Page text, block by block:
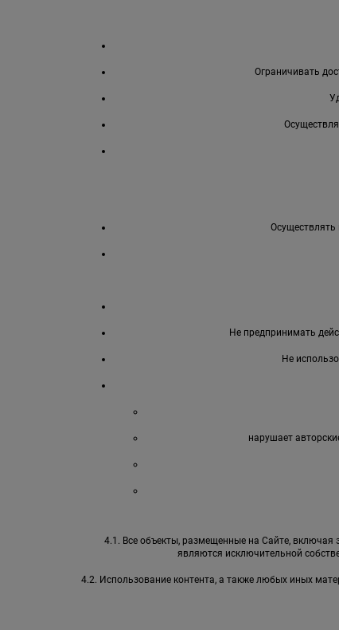
Ограничивать
Осуществлять
Не предпринимать
Не
нарушает
4.1. Все объекты, размещенные на Сайте, включая
являются исключительной
4.2. Использование контента, а также любых иных